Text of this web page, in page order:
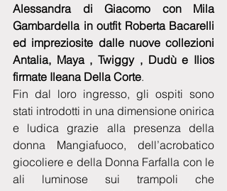
Alessandra di Giacomo con Mila
Gambardella in outfit Roberta Bacarelli
ed impreziosite dalle nuove collezioni
Antalia, Maya , Twiggy , Dudù e Ilios
firmate Ileana Della Corte.
Fin dal loro ingresso, gli ospiti sono
stati introdotti in una dimensione onirica
e ludica grazie alla presenza della
donna Mangiafuoco, dell’acrobatico
giocoliere e della Donna Farfalla con le
ali luminose sui trampoli che